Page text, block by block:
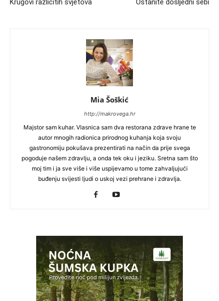
Krugovi različitih svjetova Ostanite dosljedni sebi
Mia Šoškić
http://makrovega.hr
Majstor sam kuhar. Vlasnica sam dva restorana zdrave hrane te
autor mnogih radionica prirodnog kuhanja koja svoju
gastronomiju pokušava prezentirati na način da prije svega
pogoduje našem zdravlju, a onda tek oku i jeziku. Sretna sam što
moj tim i ja sve više i više uspijevamo u tome zahvaljujući
buđenju svijesti ljudi o uskoj vezi prehrane i zdravlja.